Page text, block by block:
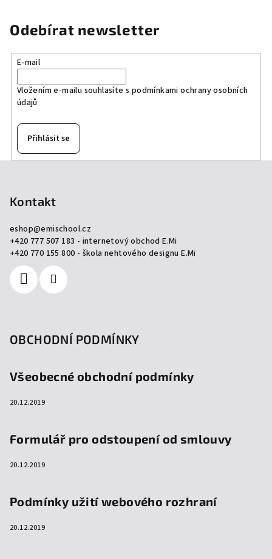
Odebírat newsletter
E-mail
Vložením e-mailu souhlasíte s podmínkami ochrany osobních
údajů
Přihlásit se
Kontakt
eshop@emischool.cz
+420 777 507 183 - internetový obchod E.Mi
+420 770 155 800 - škola nehtového designu E.Mi
OBCHODNÍ PODMÍNKY
Všeobecné obchodní podmínky
20.12.2019
Formulář pro odstoupení od smlouvy
20.12.2019
Podmínky užití webového rozhraní
20.12.2019